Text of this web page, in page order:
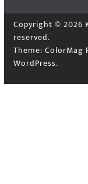
Copyright © 2026
reserved.
Theme: ColorMag
WordPress.